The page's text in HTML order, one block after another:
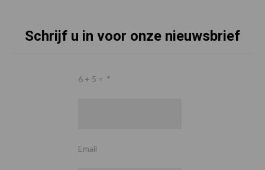
Schrijf u in voor onze nieuwsbrief
6 + 5 = *
Email